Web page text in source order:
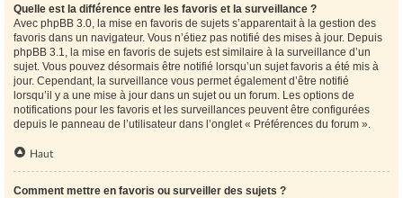
Quelle est la différence entre les favoris et la surveillance ?
Avec phpBB 3.0, la mise en favoris de sujets s’apparentait à la gestion des
favoris dans un navigateur. Vous n’étiez pas notifié des mises à jour. Depuis
phpBB 3.1, la mise en favoris de sujets est similaire à la surveillance d’un
sujet. Vous pouvez désormais être notifié lorsqu’un sujet favoris a été mis à
jour. Cependant, la surveillance vous permet également d’être notifié
lorsqu’il y a une mise à jour dans un sujet ou un forum. Les options de
notifications pour les favoris et les surveillances peuvent être configurées
depuis le panneau de l’utilisateur dans l’onglet « Préférences du forum ».
Haut
Comment mettre en favoris ou surveiller des sujets ?